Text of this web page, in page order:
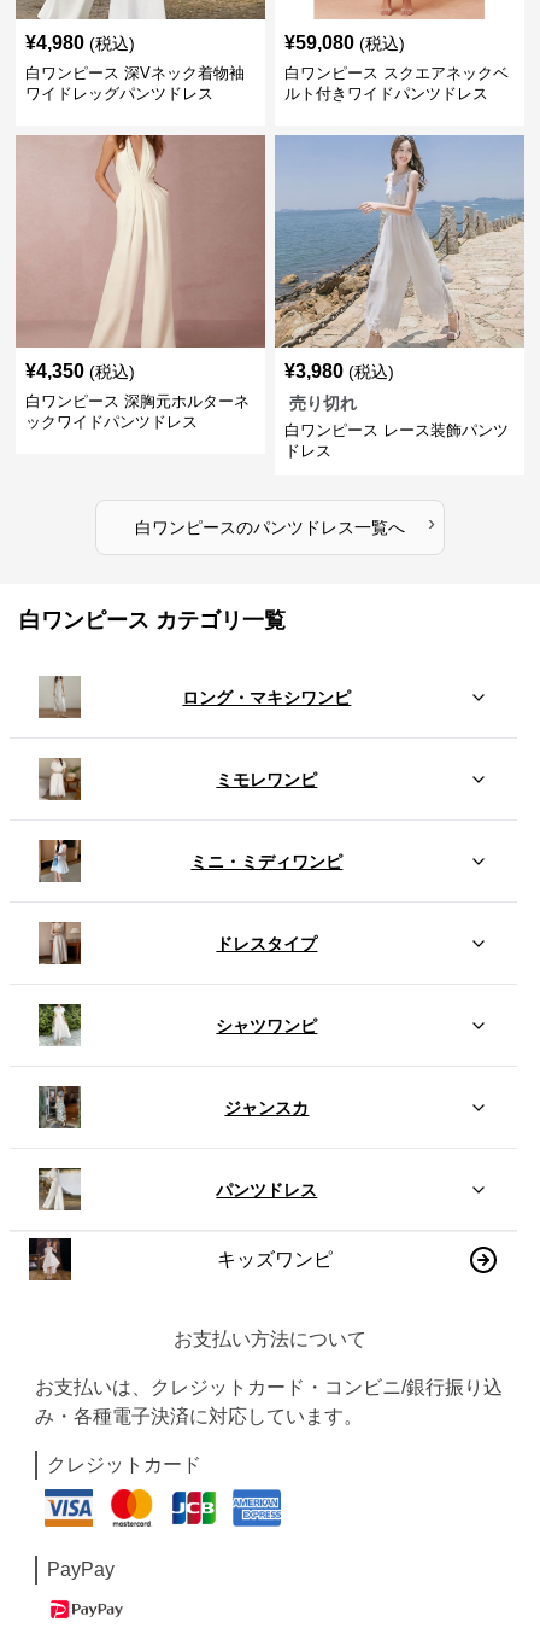
¥4,980 (税込)
白ワンピース 深Vネック着物袖
ワイドレッグパンツドレス
¥59,080 (税込)
白ワンピース スクエアネックベ
ルト付きワイドパンツドレス
¥4,350 (税込)
白ワンピース 深胸元ホルターネ
ックワイドパンツドレス
¥3,980 (税込)
売り切れ
白ワンピース レース装飾パンツ
ドレス
白ワンピースのパンツドレス一覧へ ›
白ワンピース カテゴリ一覧
ロング・マキシワンピ
ミモレワンピ
ミニ・ミディワンピ
ドレスタイプ
シャツワンピ
ジャンスカ
パンツドレス
キッズワンピ
お支払い方法について
お支払いは、クレジットカード・コンビニ/銀行振り込
み・各種電子決済に対応しています。
クレジットカード
PayPay